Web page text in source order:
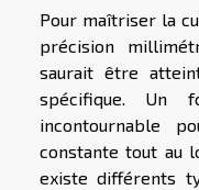
Pour maîtriser la
précision
saurait être
spécifique. Un
incontournable
constante tout au
existe différents